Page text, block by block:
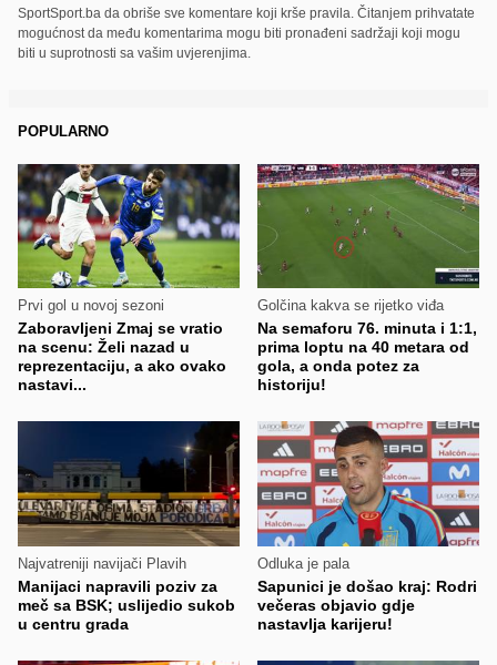
SportSport.ba da obriše sve komentare koji krše pravila. Čitanjem prihvatate
mogućnost da među komentarima mogu biti pronađeni sadržaji koji mogu
biti u suprotnosti sa vašim uvjerenjima.
POPULARNO
Prvi gol u novoj sezoni
Zaboravljeni Zmaj se vratio
na scenu: Želi nazad u
reprezentaciju, a ako ovako
nastavi...
Golčina kakva se rijetko viđa
Na semaforu 76. minuta i 1:1,
prima loptu na 40 metara od
gola, a onda potez za
historiju!
Najvatreniji navijači Plavih
Manijaci napravili poziv za
meč sa BSK; uslijedio sukob
u centru grada
Odluka je pala
Sapunici je došao kraj: Rodri
večeras objavio gdje
nastavlja karijeru!